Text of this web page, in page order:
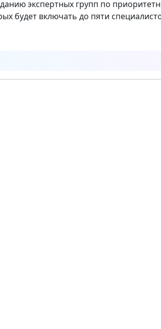
экспертных групп по
будет включать до пяти